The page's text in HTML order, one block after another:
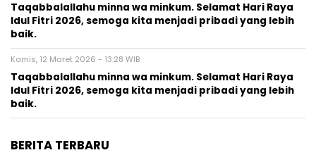
Taqabbalallahu minna wa minkum. Selamat Hari Raya
Idul Fitri 2026, semoga kita menjadi pribadi yang lebih
baik.
Kamis, 12 Maret 2026 - 13:28 WIB
Taqabbalallahu minna wa minkum. Selamat Hari Raya
Idul Fitri 2026, semoga kita menjadi pribadi yang lebih
baik.
BERITA TERBARU